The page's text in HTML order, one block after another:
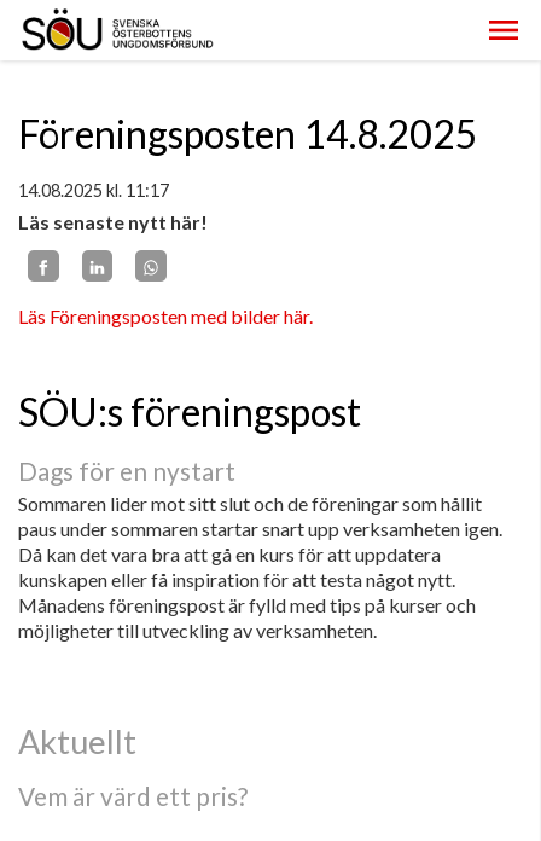
Föreningsposten 14.8.2025
14.08.2025 kl. 11:17
Läs senaste nytt här!
Läs Föreningsposten med bilder här.
SÖU:s föreningspost
Dags för en nystart
Sommaren lider mot sitt slut och de föreningar som hållit
paus under sommaren startar snart upp verksamheten igen.
Då kan det vara bra att gå en kurs för att uppdatera
kunskapen eller få inspiration för att testa något nytt.
Månadens föreningspost är fylld med tips på kurser och
möjligheter till utveckling av verksamheten.
Aktuellt
Vem är värd ett pris?